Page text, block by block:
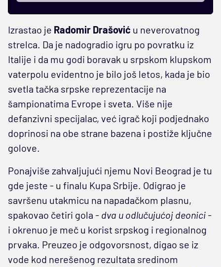
Izrastao je Radomir Drašović u neverovatnog
strelca. Da je nadogradio igru po povratku iz
Italije i da mu godi boravak u srpskom klupskom
vaterpolu evidentno je bilo još letos, kada je bio
svetla tačka srpske reprezentacije na
šampionatima Evrope i sveta. Više nije
defanzivni specijalac, već igrač koji podjednako
doprinosi na obe strane bazena i postiže ključne
golove.
Ponajviše zahvaljujući njemu Novi Beograd je tu
gde jeste - u finalu Kupa Srbije. Odigrao je
savršenu utakmicu na napadačkom plasnu,
spakovao četiri gola - dva u odlučujućoj deonici -
i okrenuo je meč u korist srpskog i regionalnog
prvaka. Preuzeo je odgovorsnost, digao se iz
vode kod nerešenog rezultata sredinom